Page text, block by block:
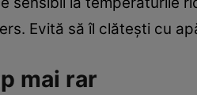
Evită să îl clăteşti cu
mai rar